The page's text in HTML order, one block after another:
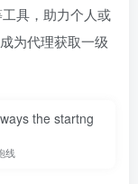
具，助力个人或
为代理获取一级
the startng
线